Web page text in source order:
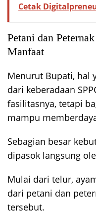
Cetak
Petani dan
Manfaat
Menurut Bupati, hal
dari keberadaan
fasilitasnya, tetapi
mampu
Sebagian besar
dipasok langsung
Mulai dari telur,
dari petani dan
tersebut.